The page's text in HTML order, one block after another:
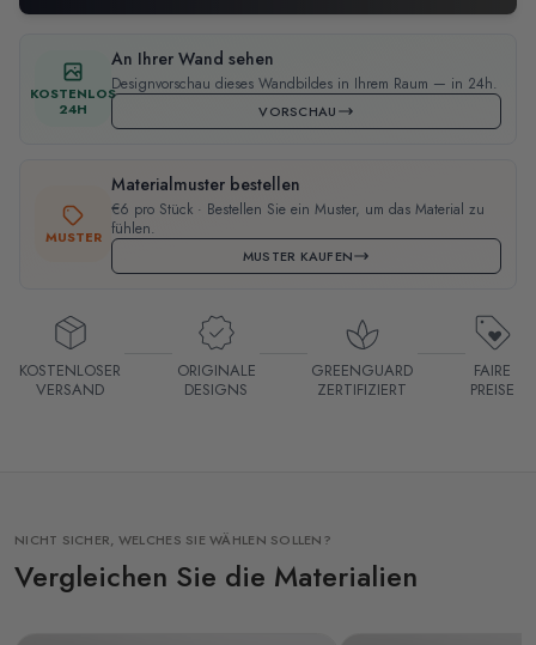
KOSTENLOS
24H
An Ihrer Wand sehen
Designvorschau dieses Wandbildes in Ihrem Raum — in 24h.
VORSCHAU
MUSTER
Materialmuster bestellen
€6 pro Stück · Bestellen Sie ein Muster, um das Material zu
fühlen.
MUSTER KAUFEN
KOSTENLOSER
VERSAND
ORIGINALE
DESIGNS
GREENGUARD
ZERTIFIZIERT
FAIRE
PREISE
NICHT SICHER, WELCHES SIE WÄHLEN SOLLEN?
Vergleichen Sie die Materialien